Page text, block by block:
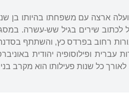
ועלה ארצה עם משפחתו בהיותו בן
לכתוב שירים בגיל שש-עשרה.
רחוב בפרדס כץ, והשתתף
עברית ופילוסופיה יהודית
לאורך כל שנות פעילותו הוא מקרב